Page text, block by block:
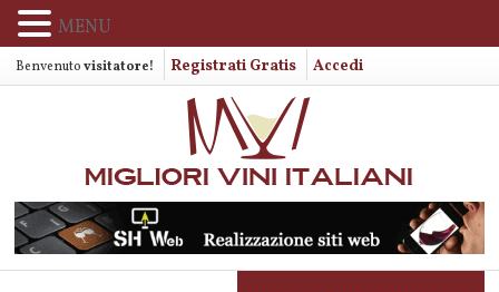
Benvenutovisitatore! Registrati Gratis Accedi
MENU